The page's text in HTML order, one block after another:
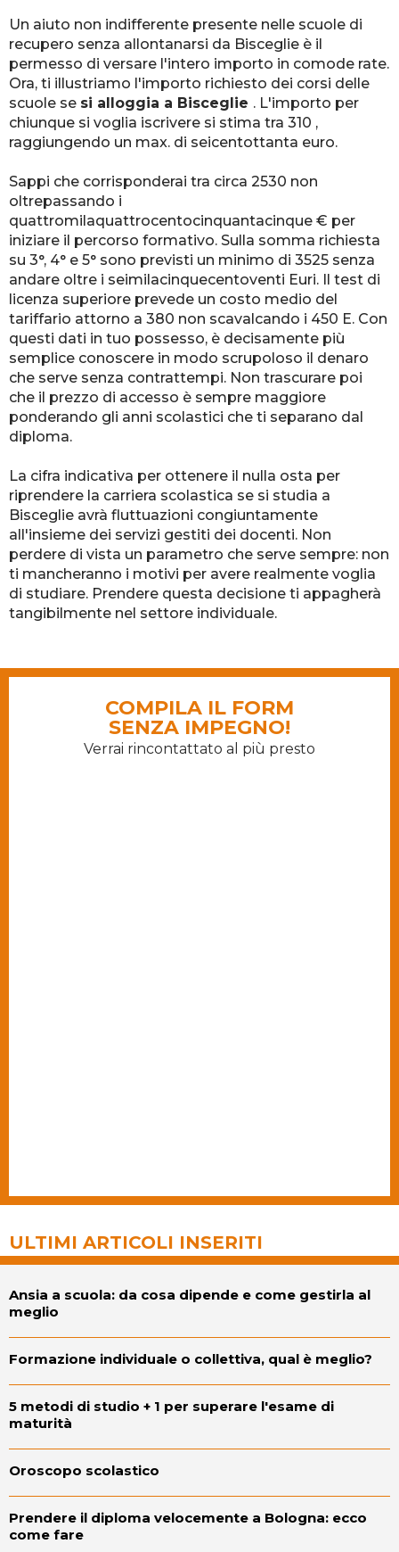
Un aiuto non indifferente presente nelle scuole di
recupero senza allontanarsi da Bisceglie è il
permesso di versare l'intero importo in comode rate.
Ora, ti illustriamo l'importo richiesto dei corsi delle
scuole se si alloggia a Bisceglie . L'importo per
chiunque si voglia iscrivere si stima tra 310 ,
raggiungendo un max. di seicentottanta euro.
Sappi che corrisponderai tra circa 2530 non
oltrepassando i
quattromilaquattrocentocinquantacinque € per
iniziare il percorso formativo. Sulla somma richiesta
su 3°, 4° e 5° sono previsti un minimo di 3525 senza
andare oltre i seimilacinquecentoventi Euri. Il test di
licenza superiore prevede un costo medio del
tariffario attorno a 380 non scavalcando i 450 E. Con
questi dati in tuo possesso, è decisamente più
semplice conoscere in modo scrupoloso il denaro
che serve senza contrattempi. Non trascurare poi
che il prezzo di accesso è sempre maggiore
ponderando gli anni scolastici che ti separano dal
diploma.
La cifra indicativa per ottenere il nulla osta per
riprendere la carriera scolastica se si studia a
Bisceglie avrà fluttuazioni congiuntamente
all'insieme dei servizi gestiti dei docenti. Non
perdere di vista un parametro che serve sempre: non
ti mancheranno i motivi per avere realmente voglia
di studiare. Prendere questa decisione ti appagherà
tangibilmente nel settore individuale.
COMPILA IL FORM
SENZA IMPEGNO!
Verrai rincontattato al più presto
ULTIMI ARTICOLI INSERITI
Ansia a scuola: da cosa dipende e come gestirla al
meglio
Formazione individuale o collettiva, qual è meglio?
5 metodi di studio + 1 per superare l'esame di
maturità
Oroscopo scolastico
Prendere il diploma velocemente a Bologna: ecco
come fare